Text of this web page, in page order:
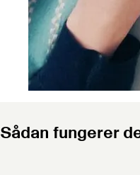
Sådan fungerer